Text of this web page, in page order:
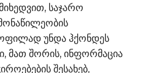
საჯარო
უნდა ჰქონდეს
მათ შორის, ინფორმაცია
შესახებ,